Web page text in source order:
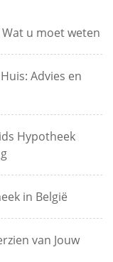
u moet weten
Advies en
Hypotheek
in België
van Jouw